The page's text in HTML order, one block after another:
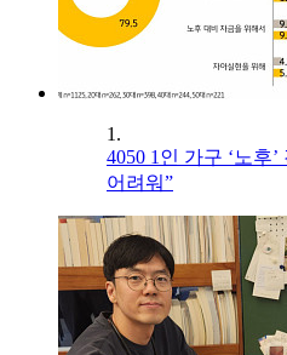
1.
4050 1인 가구 ‘노후
어려워”